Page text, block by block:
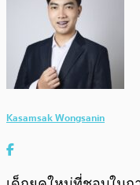
Kasamsak Wongsanin